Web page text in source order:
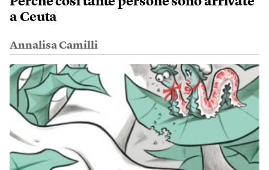
a Ceuta
Annalisa Camilli